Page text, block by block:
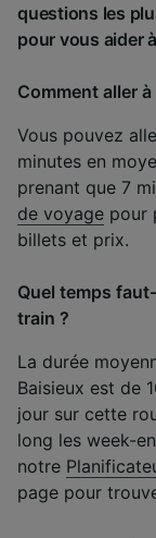
questions les
pour vous aider
Comment aller
Vous pouvez
minutes en
prenant que 7
de voyage pour
billets et prix.
Quel temps
train ?
La durée
Baisieux est de
jour sur cette
long les week-
notre
page pour